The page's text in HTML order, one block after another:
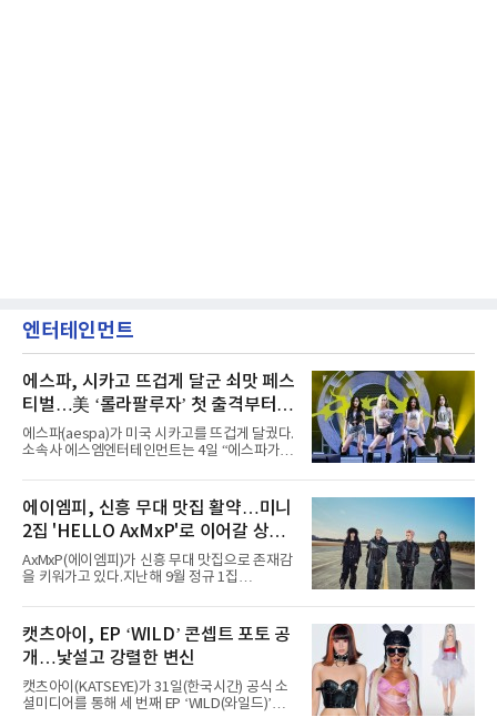
엔터테인먼트
에스파, 시카고 뜨겁게 달군 쇠맛 페스
티벌…美 ‘롤라팔루자’ 첫 출격부터
증명한 존재감
에스파(aespa)가 미국 시카고를 뜨겁게 달궜다.
소속사 에스엠엔터테인먼트는 4일 “에스파가
서 열린 ‘롤라팔루자 시카고’(Lollapalooza
Chicago)의 알리안츠 스테이지에 올랐다”며
“총 14곡으로 구성된 세트리스트를 선사, 데뷔 7
년 차다운 노련한 무대 매너와 파워풀한 에너지
로 현장의 분위기를 압도했다”고 밝혔다.1991
년 시작된 ‘롤라팔루자’는 8개 스테이지, 170여
팀의 아티스트와 40만 명 이상의 관객이 운집하
코르티스 등 K팝 스타들이 출연진 명단에 이름
을 올렸다.이날 에스파는
에이엠피, 신흥 무대 맛집 활약…미니
2집 'HELLO AxMxP'로 이어갈 상승
세
AxMxP(에이엠피)가 신흥 무대 맛집으로 존재감
을 키워가고 있다.지난해 9월 정규 1집
AxMxP는 데뷔 전부터 버스킹과 각종 페스티벌,
공연 무대에 오르며 실전 경험을 쌓아왔다.이들
은 소속사 패밀리 콘서트를 비롯해 '뷰티풀 민트
라이프 2025', '2025 부산국제록페스티벌' 등 대
형 무대에 잇달아 출연해 당찬 에너지와 풋풋한
매력으로 음악팬들의 눈도장을 찍었다.이후
AxMxP는 '카운트다운 판타지 2025-2026',
캣츠아이, EP ‘WILD’ 콘셉트 포토 공
개…낯설고 강렬한 변신
캣츠아이(KATSEYE)가 31일(한국시간) 공식 소
셜미디어를 통해 세 번째 EP ‘WILD(와일드)’의